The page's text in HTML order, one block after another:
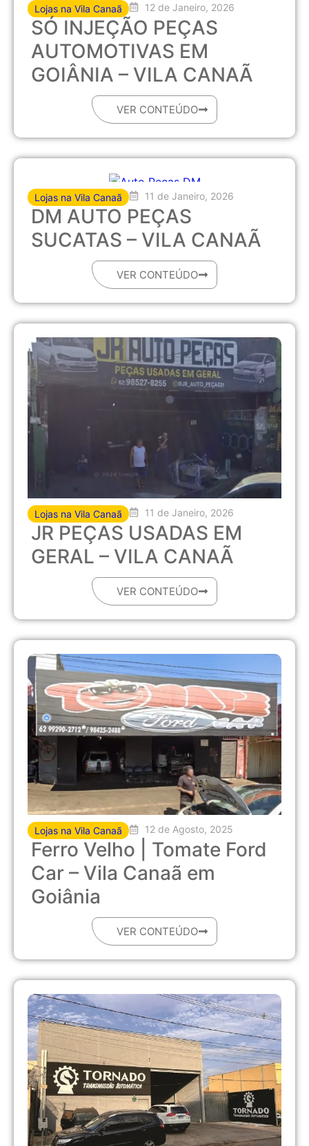
Lojas na Vila Canaã 12 de Janeiro, 2026
SÓ INJEÇÃO PEÇAS
AUTOMOTIVAS EM
GOIÂNIA – VILA CANAÃ
VER CONTEÚDO
Lojas na Vila Canaã 11 de Janeiro, 2026
DM AUTO PEÇAS
SUCATAS – VILA CANAÃ
VER CONTEÚDO
Lojas na Vila Canaã 11 de Janeiro, 2026
JR PEÇAS USADAS EM
GERAL – VILA CANAÃ
VER CONTEÚDO
Lojas na Vila Canaã 12 de Agosto, 2025
Ferro Velho | Tomate Ford
Car – Vila Canaã em
Goiânia
VER CONTEÚDO